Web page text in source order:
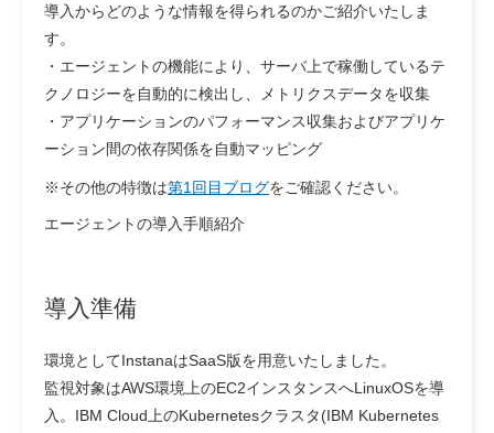
導入からどのような情報を得られるのかご紹介いたしま
す。
・エージェントの機能により、サーバ上で稼働しているテ
クノロジーを自動的に検出し、メトリクスデータを収集
・アプリケーションのパフォーマンス収集およびアプリケ
ーション間の依存関係を自動マッピング
※その他の特徴は第1回目ブログをご確認ください。
エージェントの導入手順紹介
導入準備
環境としてInstanaはSaaS版を用意いたしました。
監視対象はAWS環境上のEC2インスタンスへLinuxOSを導
入。IBM Cloud上のKubernetesクラスタ(IBM Kubernetes